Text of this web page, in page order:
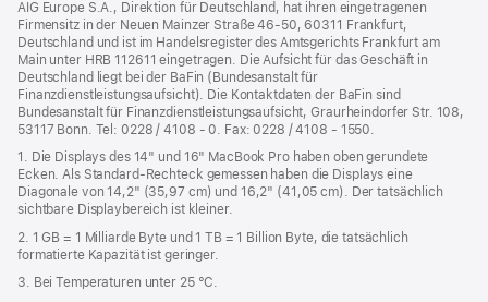
AIG Europe S.A., Direktion für Deutschland, hat ihren eingetragenen
Firmensitz in der Neuen Mainzer Straße 46‑50, 60311 Frankfurt,
Deutschland und ist im Handelsregister des Amtsgerichts Frankfurt am
Main unter HRB 112611 eingetragen. Die Aufsicht für das Geschäft in
Deutschland liegt bei der BaFin (Bundesanstalt für
Finanzdienstleistungsaufsicht). Die Kontaktdaten der BaFin sind
Bundesanstalt für Finanzdienstleistungsaufsicht, Graurheindorfer Str. 108,
53117 Bonn. Tel: 0228 / 4108 - 0. Fax: 0228 / 4108 - 1550.
1. Die Displays des 14" und 16" MacBook Pro haben oben gerundete
Ecken. Als Standard-Rechteck gemessen haben die Displays eine
Diagonale von 14,2" (35,97 cm) und 16,2" (41,05 cm). Der tatsächlich
sichtbare Displaybereich ist kleiner.
2. 1 GB = 1 Milliarde Byte und 1 TB = 1 Billion Byte, die tatsächlich
formatierte Kapazität ist geringer.
3. Bei Temperaturen unter 25 °C.